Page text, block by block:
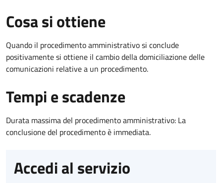
Cosa si ottiene
Quando il procedimento amministrativo si conclude
positivamente si ottiene il cambio della domiciliazione delle
comunicazioni relative a un procedimento.
Tempi e scadenze
Durata massima del procedimento amministrativo: La
conclusione del procedimento è immediata.
Accedi al servizio